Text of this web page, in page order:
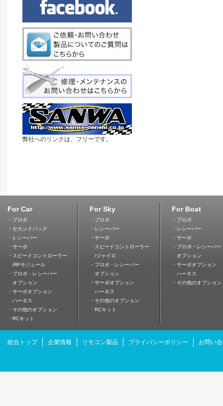
弊社へのリンクは、フリーです。
For Car
・プロポ
・セカンドパック
・レシーバー
・サーボ
・スピードコントローラー
/RFモジュール
・プロポ・レシーバー
オプション
・サーボオプション
ハーネス
・その他のオプション
・RCキット
For Sky
・プロポ
・レシーバー
・サーボ
・スピードコントローラー
/ジャイロ
・プロポ・レシーバー
オプション
・サーボオプション
ハーネス
・その他のオプション
・RCキット
For Boat
・プロポ
・レシーバー
・サーボ
・プロポ・レシーバー
オプション
・サーボオプション
ハーネス
・その他のオプション
総合トップ 企業情報 リモコン製品 プライバシーポリシー お問い